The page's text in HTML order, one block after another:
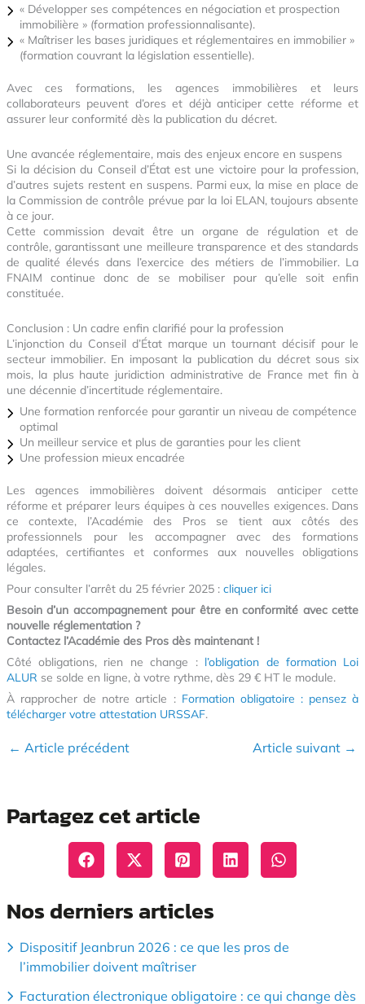
« Développer ses compétences en négociation et prospection
immobilière » (formation professionnalisante).
« Maîtriser les bases juridiques et réglementaires en immobilier »
(formation couvrant la législation essentielle).
Avec ces formations, les agences immobilières et leurs
collaborateurs peuvent d’ores et déjà anticiper cette réforme et
assurer leur conformité dès la publication du décret.
Une avancée réglementaire, mais des enjeux encore en suspens
Si la décision du Conseil d’État est une victoire pour la profession,
d’autres sujets restent en suspens. Parmi eux, la mise en place de
la Commission de contrôle prévue par la loi ELAN, toujours absente
à ce jour.
Cette commission devait être un organe de régulation et de
contrôle, garantissant une meilleure transparence et des standards
de qualité élevés dans l’exercice des métiers de l’immobilier. La
FNAIM continue donc de se mobiliser pour qu’elle soit enfin
constituée.
Conclusion : Un cadre enfin clarifié pour la profession
L’injonction du Conseil d’État marque un tournant décisif pour le
secteur immobilier. En imposant la publication du décret sous six
mois, la plus haute juridiction administrative de France met fin à
une décennie d’incertitude réglementaire.
Une formation renforcée pour garantir un niveau de compétence
optimal
Un meilleur service et plus de garanties pour les client
Une profession mieux encadrée
Les agences immobilières doivent désormais anticiper cette
réforme et préparer leurs équipes à ces nouvelles exigences. Dans
ce contexte, l’Académie des Pros se tient aux côtés des
professionnels pour les accompagner avec des formations
adaptées, certifiantes et conformes aux nouvelles obligations
légales.
Pour consulter l’arrêt du 25 février 2025 : cliquer ici
Besoin d’un accompagnement pour être en conformité avec cette
nouvelle réglementation ?
Contactez l’Académie des Pros dès maintenant !
Côté obligations, rien ne change : l’obligation de formation Loi
ALUR se solde en ligne, à votre rythme, dès 29 € HT le module.
À rapprocher de notre article : Formation obligatoire : pensez à
télécharger votre attestation URSSAF.
← Article précédent Article suivant →
Partagez cet article
Nos derniers articles
Dispositif Jeanbrun 2026 : ce que les pros de
l’immobilier doivent maîtriser
Facturation électronique obligatoire : ce qui change dès